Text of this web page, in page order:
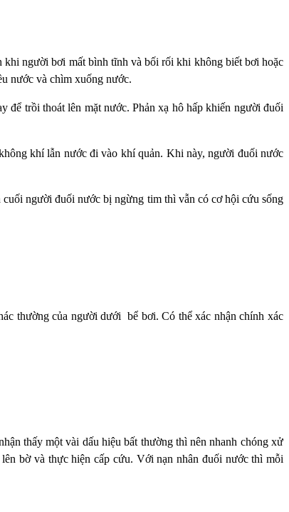
khi người bơi mất bình tĩnh và bối rối khi không biết bơi hoặc
nước và chìm xuống nước.
trồi thoát lên mặt nước. Phản xạ hô hấp khiến người đuối
khí lẫn nước đi vào khí quản. Khi này, người đuối nước
người đuối nước bị ngừng tim thì vẫn có cơ hội cứu sống
thường của người dưới bể bơi. Có thể xác nhận chính xác
thấy một vài dấu hiệu bất thường thì nên nhanh chóng xử
bờ và thực hiện cấp cứu. Với nạn nhân đuối nước thì mỗi